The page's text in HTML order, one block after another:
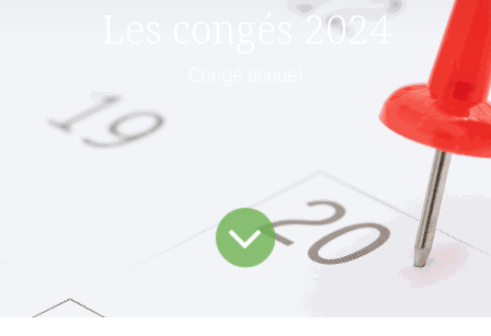
Les congés 2024